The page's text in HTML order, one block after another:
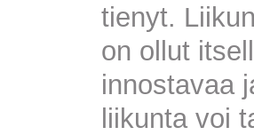
tienyt.
on ollut
innostavaa
liikunta voi